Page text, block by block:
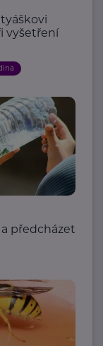
vyšetření
předcházet